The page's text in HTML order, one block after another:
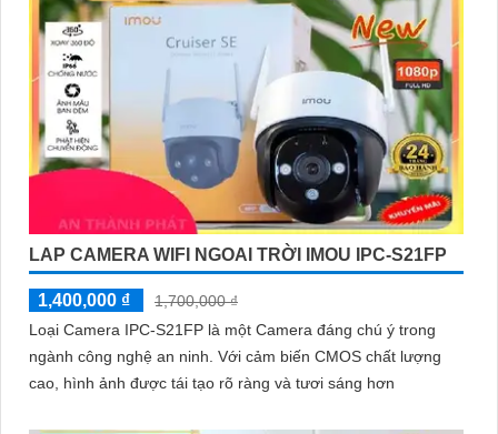
LAP CAMERA WIFI NGOAI TRỜI IMOU IPC-S21FP
1,400,000 ₫
1,700,000 ₫
Loại Camera IPC-S21FP là một Camera đáng chú ý trong
ngành công nghệ an ninh. Với cảm biến CMOS chất lượng
cao, hình ảnh được tái tạo rõ ràng và tươi sáng hơn